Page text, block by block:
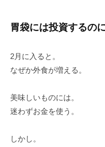
胃袋には投資するの
2月に入ると。
なぜか外食が増える。
美味しいものには。
迷わずお金を使う。
しかし。